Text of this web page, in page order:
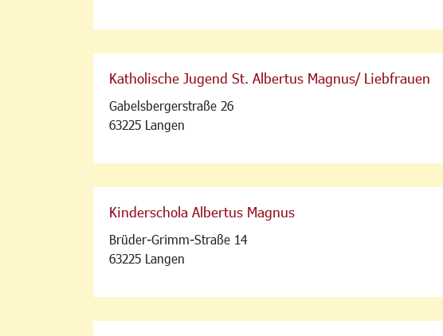
Katholische Jugend St. Albertus Magnus/ Liebfrauen
Gabelsbergerstraße 26
63225 Langen
Kinderschola Albertus Magnus
Brüder-Grimm-Straße 14
63225 Langen